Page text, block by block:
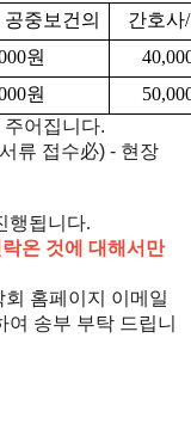
중보건의
간호사
원
원
어집니다.
류 접수必) - 현장
행됩니다.
온 것에 대해서만
홈페이지 이메일
여 송부 부탁 드립니